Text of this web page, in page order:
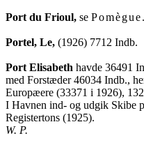
Port du Frioul, se Pomègue.
Portel, Le, (1926) 7712 Indb.
Port Elisabeth havde 36491
med Forstæder 46034 Indb.,
Europæere (33371 i 1926),
I Havnen ind- og udgik Skibe
W. P.